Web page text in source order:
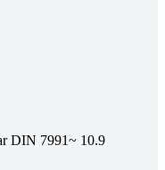
DIN 7991~ 10.9